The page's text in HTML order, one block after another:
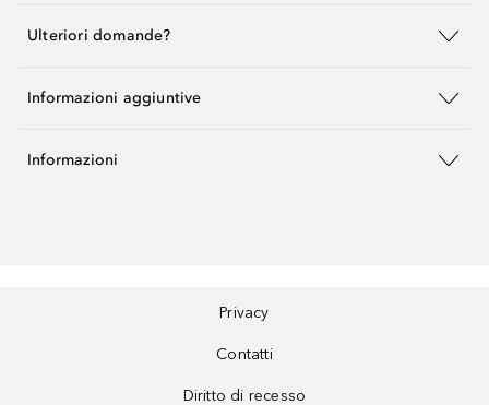
Ulteriori domande?
Informazioni aggiuntive
Informazioni
Privacy
Contatti
Diritto di recesso